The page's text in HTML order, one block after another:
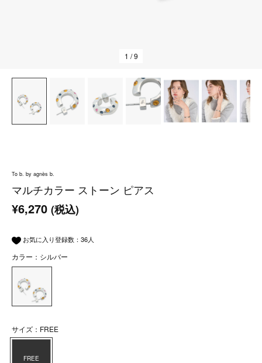
1 / 9
To b. by agnès b.
マルチカラー ストーン ピアス
¥6,270 (税込)
お気に入り登録数： 36人
カラー：シルバー
サイズ：FREE
FREE